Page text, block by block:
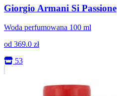
Giorgio Armani Si Passione
Woda perfumowana 100 ml
od 369.0 zł
53